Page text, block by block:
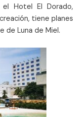
Hotel El Dorado,
tiene planes
de Luna de Miel.